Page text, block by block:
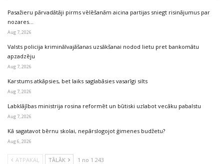
Pasažieru pārvadātāji pirms vēlēšanām aicina partijas sniegt risinājumus par
nozares…
Aug 7, 2026
Valsts policija kriminālvajāšanas uzsākšanai nodod lietu pret bankomātu
apzadzēju
Aug 7, 2026
Karstums atkāpsies, bet laiks saglabāsies vasarīgi silts
Aug 7, 2026
Labklājības ministrija rosina reformēt un būtiski uzlabot vecāku pabalstu
Aug 7, 2026
Kā sagatavot bērnu skolai, nepārslogojot ģimenes budžetu?
Aug 6, 2026
ATPAKAĻ TĀLĀK 1 no 1 243